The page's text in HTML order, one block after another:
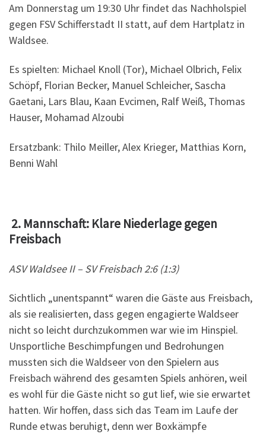
Am Donnerstag um 19:30 Uhr findet das Nachholspiel
gegen FSV Schifferstadt II statt, auf dem Hartplatz in
Waldsee.
Es spielten: Michael Knoll (Tor), Michael Olbrich, Felix
Schöpf, Florian Becker, Manuel Schleicher, Sascha
Gaetani, Lars Blau, Kaan Evcimen, Ralf Weiß, Thomas
Hauser, Mohamad Alzoubi
Ersatzbank: Thilo Meiller, Alex Krieger, Matthias Korn,
Benni Wahl
2. Mannschaft: Klare Niederlage gegen
Freisbach
ASV Waldsee II – SV Freisbach 2:6 (1:3)
Sichtlich „unentspannt“ waren die Gäste aus Freisbach,
als sie realisierten, dass gegen engagierte Waldseer
nicht so leicht durchzukommen war wie im Hinspiel.
Unsportliche Beschimpfungen und Bedrohungen
mussten sich die Waldseer von den Spielern aus
Freisbach während des gesamten Spiels anhören, weil
es wohl für die Gäste nicht so gut lief, wie sie erwartet
hatten. Wir hoffen, dass sich das Team im Laufe der
Runde etwas beruhigt, denn wer Boxkämpfe